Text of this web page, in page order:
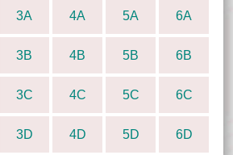
3A 4A 5A 6A
3B 4B 5B 6B
3C 4C 5C 6C
3D 4D 5D 6D